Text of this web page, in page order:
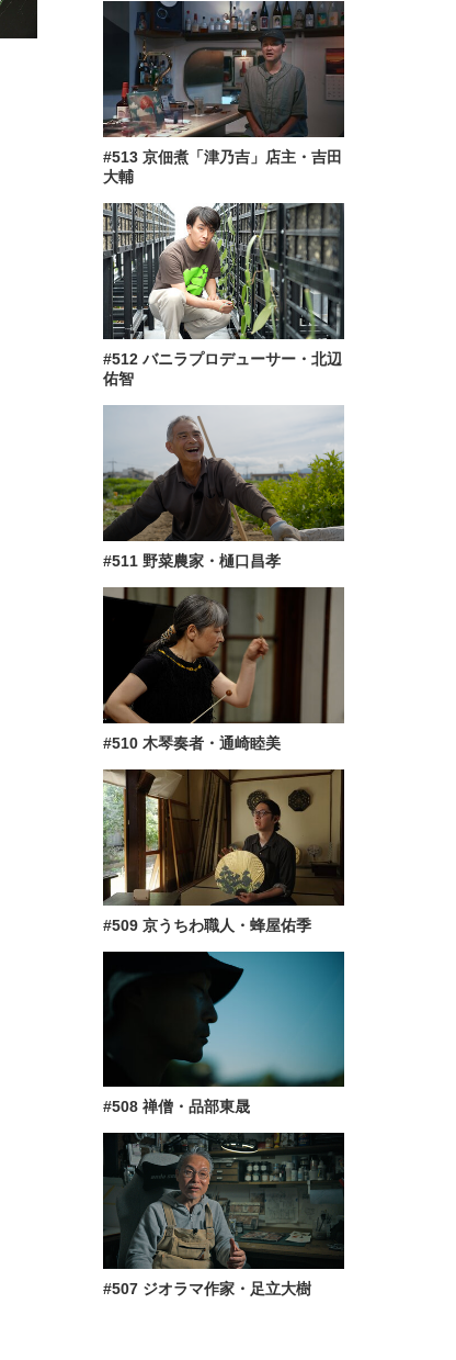
#513 京佃煮「津乃吉」店主・吉田
大輔
#512 バニラプロデューサー・北辺
佑智
#511 野菜農家・樋口昌孝
#510 木琴奏者・通崎睦美
#509 京うちわ職人・蜂屋佑季
#508 禅僧・品部東晟
#507 ジオラマ作家・足立大樹